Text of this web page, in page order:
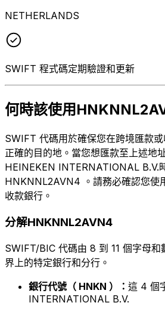
NETHERLANDS
SWIFT 程式碼定期驗證和更新
何時該使用
SWIFT 代碼用於確保您在跨境匯款
正確的目的地。當您想匯款至上述地
HEINEKEN INTERNATIONAL B.V.
HNKNNL2AVN4 。請務必確認您使
收款銀行。
分解HNKNNL2AVN4
SWIFT/BIC 代碼由 8 到 11 個字母和
界上的特定銀行和分行。
銀行代號（ HNKN ）： 這 4 個
INTERNATIONAL B.V.